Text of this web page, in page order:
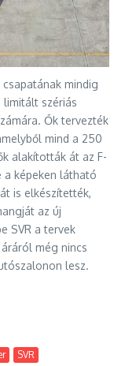
csapatának mindig
limitált szériás
Ők tervezték
mind a 250
alakították át az F-
a képeken látható
is elkészítették,
az új
SVR a tervek
még nincs
lesz.
SVR